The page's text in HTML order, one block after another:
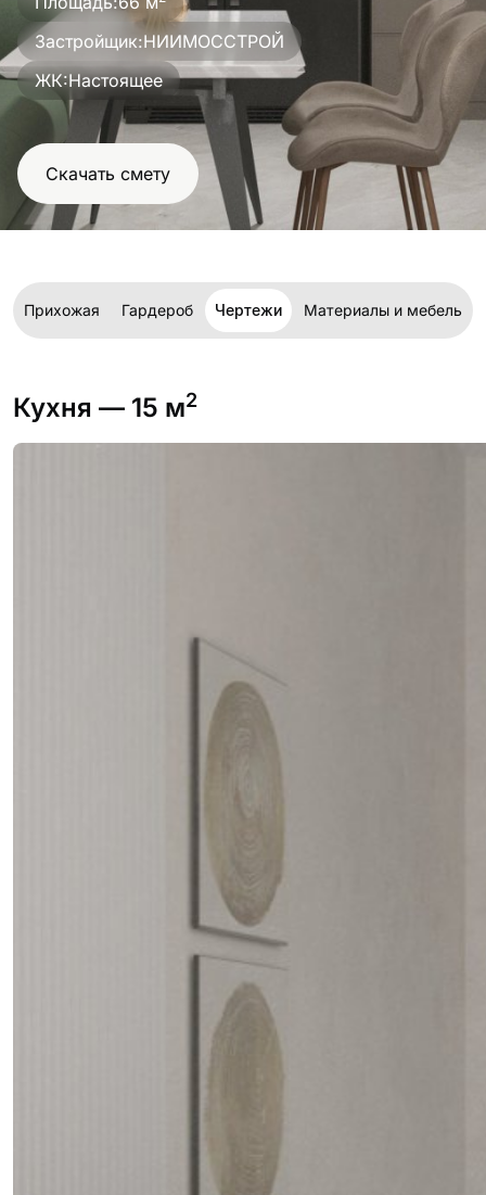
проект
Застройщик:НИИМОССТРОЙ
ЖК:Настоящее
Скачать смету
Прихожая Гардероб Чертежи Материалы и мебель
Кухня — 15 м2